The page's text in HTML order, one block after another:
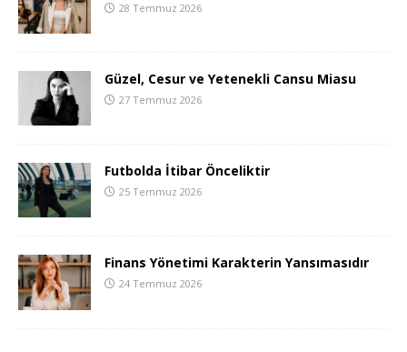
28 Temmuz 2026
Güzel, Cesur ve Yetenekli Cansu Miasu
27 Temmuz 2026
Futbolda İtibar Önceliktir
25 Temmuz 2026
Finans Yönetimi Karakterin Yansımasıdır
24 Temmuz 2026